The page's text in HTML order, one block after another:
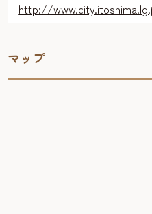
http://
マップ